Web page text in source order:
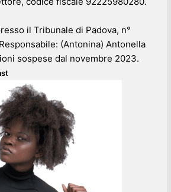
il Tribunale di Padova, n°
(Antonina) Antonella
sospese dal novembre 2023.